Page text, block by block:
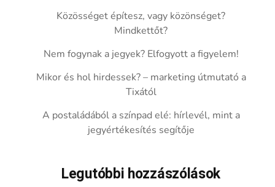
Közösséget építesz, vagy közönséget?
Mindkettőt?
Nem fogynak a jegyek? Elfogyott a figyelem!
Mikor és hol hirdessek? – marketing útmutató a
Tixától
A postaládából a színpad elé: hírlevél, mint a
jegyértékesítés segítője
Legutóbbi hozzászólások